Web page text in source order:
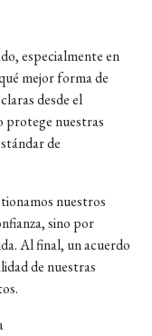
especialmente en
mejor forma de
desde el
protege nuestras
de
nuestros
sino por
Al final, un acuerdo
de nuestras